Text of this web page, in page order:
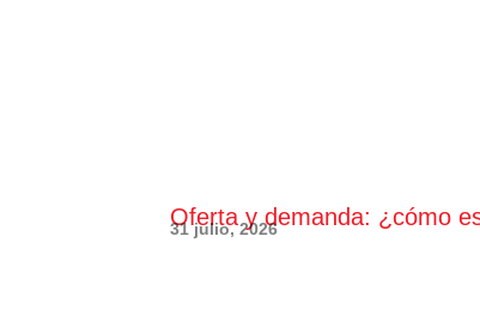
Oferta y demanda: ¿cómo
31 julio, 2026